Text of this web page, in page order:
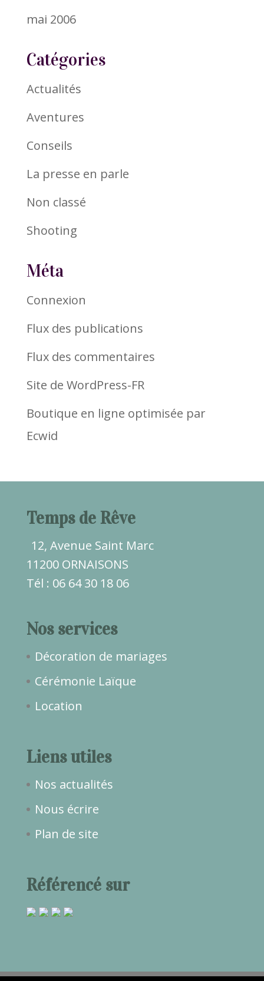
mai 2006
Catégories
Actualités
Aventures
Conseils
La presse en parle
Non classé
Shooting
Méta
Connexion
Flux des publications
Flux des commentaires
Site de WordPress-FR
Boutique en ligne optimisée par
Ecwid
Temps de Rêve
12, Avenue Saint Marc
11200 ORNAISONS
Tél : 06 64 30 18 06
Nos services
Décoration de mariages
Cérémonie Laïque
Location
Liens utiles
Nos actualités
Nous écrire
Plan de site
Référencé sur